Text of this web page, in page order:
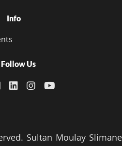
Info
Follow Us
Sultan Moulay Slimane